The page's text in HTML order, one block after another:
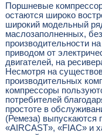
Поршневые
остаются широко
широкий модельный
маслозаполненных,
производительности
приводом от
двигателей, на
Несмотря на
производительных
компрессоры
потребителей
простоте в
(Ремеза) выпускаются
«AIRCAST», «FIAC» и